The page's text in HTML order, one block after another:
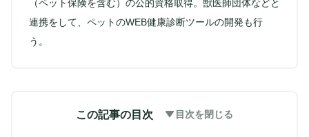
（ペット保険を含む）の公的資格取得。獣医師団体などと
連携をして、ペットのWEB健康診断ツールの開発も行
う。
この記事の目次 目次を閉じる